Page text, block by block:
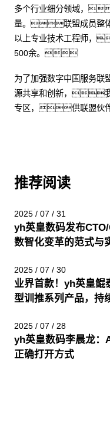
多个行业细分领域，
量。联盟成员整
以上专业技术工程师，
500余。
为了加强数字中国服务
源共享和创新，我
专区，供联盟伙
推荐阅读
2025 / 07 / 31
yh英皇数码发布
数智化变革的范式与
2025 / 07 / 30
业界首款！yh英皇鲲
型训推系列产品，持
2025 / 07 / 28
yh英皇数码李晨龙
正确打开方式